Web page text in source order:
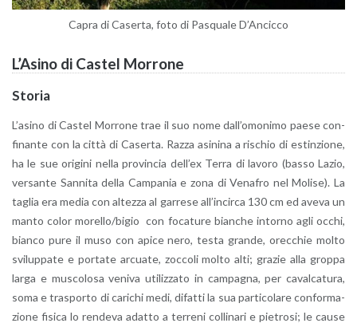
Capra di Ca­ser­ta, foto di Pa­squa­le D’An­cic­co
L’A­si­no di Ca­stel Mor­ro­ne
Sto­ria
L’a­si­no di Ca­stel Mor­ro­ne trae il suo nome dal­l’o­mo­ni­mo paese con­
fi­nan­te con la città di Ca­ser­ta. Razza asi­ni­na a ri­schio di estin­zio­ne,
ha le sue ori­gi­ni nella pro­vin­cia del­l’ex Terra di la­vo­ro (basso Lazio,
ver­san­te San­ni­ta della Cam­pa­nia e zona di Ve­na­fro nel Mo­li­se). La
ta­glia era media con al­tez­za al gar­re­se al­l’in­cir­ca 130 cm ed aveva un
manto color mo­rel­lo/bigio con fo­ca­tu­re bian­che in­tor­no agli occhi,
bian­co pure il muso con apice nero, testa gran­de, orec­chie molto
svi­lup­pa­te e por­ta­te ar­cua­te, zoc­co­li molto alti; gra­zie alla grop­pa
larga e mu­sco­lo­sa ve­ni­va uti­liz­za­to in cam­pa­gna, per ca­val­ca­tu­ra,
soma e tra­spor­to di ca­ri­chi medi, di­fat­ti la sua par­ti­co­la­re con­for­ma­
zio­ne fi­si­ca lo ren­de­va adat­to a ter­re­ni col­li­na­ri e pie­tro­si; le cause